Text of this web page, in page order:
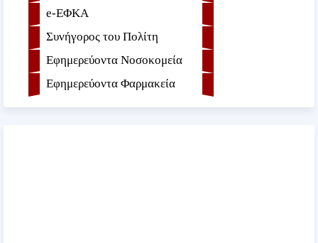
e-ΕΦKA
Συνήγορος του Πολίτη
Εφημερεύοντα Νοσοκομεία
Εφημερεύοντα Φαρμακεία